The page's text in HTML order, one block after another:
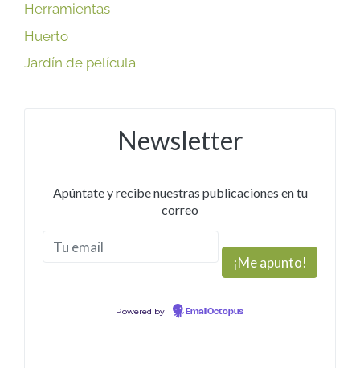
Herramientas
Huerto
Jardín de película
Newsletter
Apúntate y recibe nuestras publicaciones en tu
correo
Powered by EmailOctopus